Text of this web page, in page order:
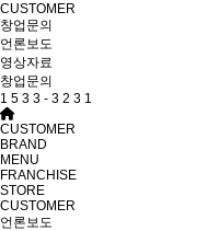
CUSTOMER
창업문의
언론보도
영상자료
창업문의
1 5 3 3 - 3 2 3 1
CUSTOMER
BRAND
MENU
FRANCHISE
STORE
CUSTOMER
언론보도